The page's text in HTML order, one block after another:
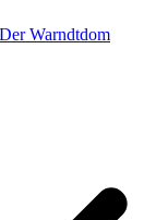
Warndtdom